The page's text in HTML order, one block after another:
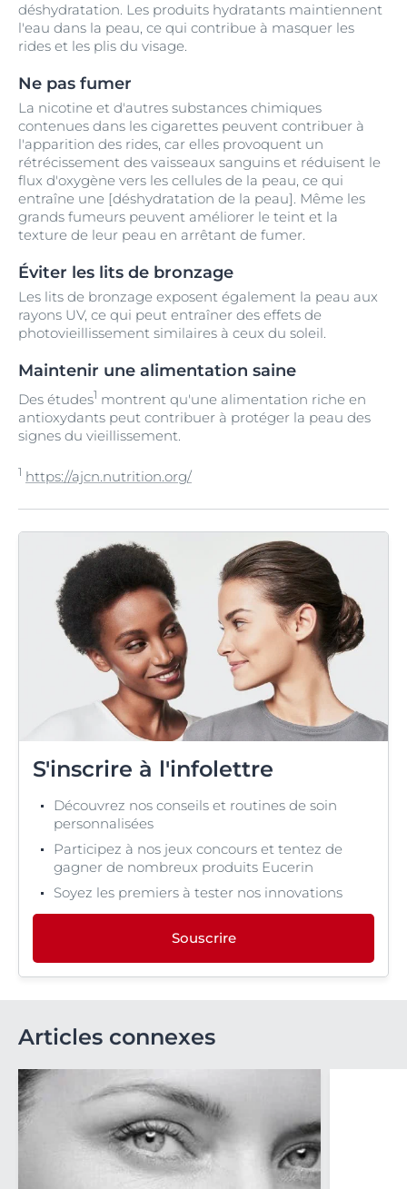
déshydratation. Les produits hydratants maintiennent
l'eau dans la peau, ce qui contribue à masquer les
rides et les plis du visage.
Ne pas fumer
La nicotine et d'autres substances chimiques
contenues dans les cigarettes peuvent contribuer à
l'apparition des rides, car elles provoquent un
rétrécissement des vaisseaux sanguins et réduisent le
flux d'oxygène vers les cellules de la peau, ce qui
entraîne une [déshydratation de la peau]. Même les
grands fumeurs peuvent améliorer le teint et la
texture de leur peau en arrêtant de fumer.
Éviter les lits de bronzage
Les lits de bronzage exposent également la peau aux
rayons UV, ce qui peut entraîner des effets de
photovieillissement similaires à ceux du soleil.
Maintenir une alimentation saine
Des études1 montrent qu'une alimentation riche en
antioxydants peut contribuer à protéger la peau des
signes du vieillissement.
1 https://ajcn.nutrition.org/
S'inscrire à l'infolettre
Découvrez nos conseils et routines de soin
personnalisées
Participez à nos jeux concours et tentez de
gagner de nombreux produits Eucerin
Soyez les premiers à tester nos innovations
Souscrire
Articles connexes